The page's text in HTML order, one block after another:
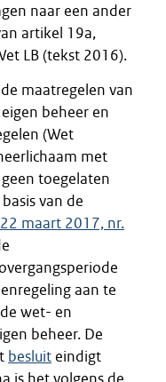
naar een ander
artikel 19a,
LB (tekst 2016).
maatregelen van
beheer en
(Wet
met
toegelaten
van de
maart 2017, nr.
aan te
wet- en
beheer. De
besluit eindigt